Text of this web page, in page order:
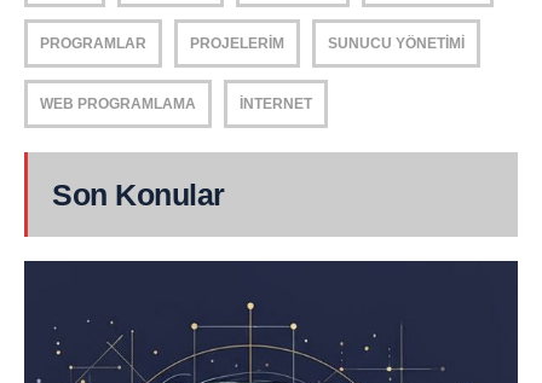
PROGRAMLAR PROJELERIM SUNUCU YÖNETIMI
WEB PROGRAMLAMA İNTERNET
Son Konular